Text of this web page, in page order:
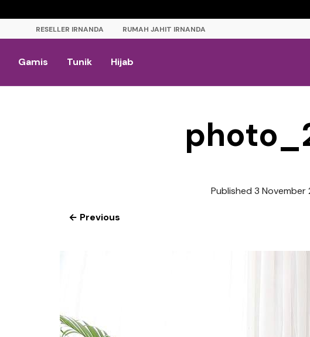
RESELLER IRNANDA RUMAH JAHIT IRNANDA
Gamis Tunik Hijab
Published 3 November
← Previous